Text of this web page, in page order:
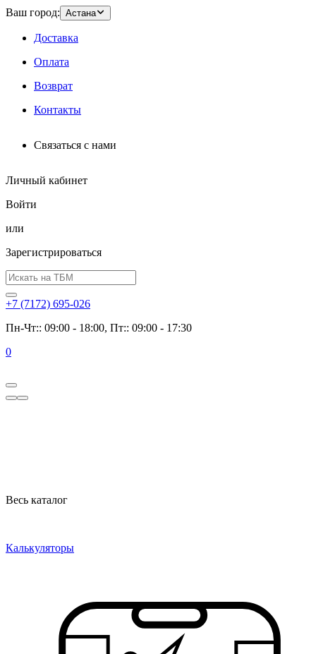
Ваш город: Астана
Доставка
Оплата
Возврат
Контакты
Связаться с нами
Личный кабинет
Войти
или
Зарегистрироваться
+7 (7172) 695-026
Пн-Чт:: 09:00 - 18:00, Пт:: 09:00 - 17:30
0
Весь каталог
Калькуляторы